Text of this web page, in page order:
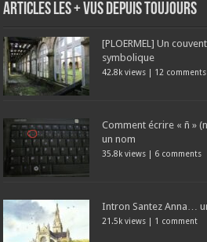
Articles les + vus depuis toujours
[PLOERMEL] Un
symbolique
42.8k views | 12 comments
Comment écrire « ñ »
un nom
35.8k views | 6 comments
Intron Santez Anna…
21.5k views | 1 comment